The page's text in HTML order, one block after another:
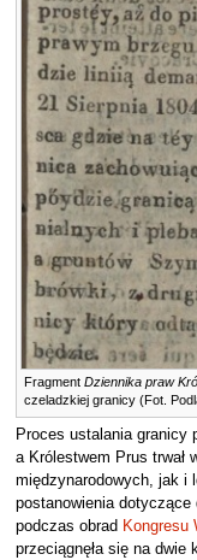
Fragment Dziennika praw
czeladzkiej granicy (Fot.
Proces ustalania granicy
a Królestwem Prus trwał
międzynarodowych, jak i
postanowienia dotyczące
podczas obrad Kongresu
przeciągnęła się na dwie